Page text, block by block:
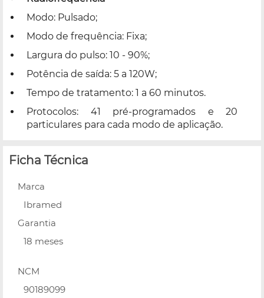
Modo: Pulsado;
Modo de frequência: Fixa;
Largura do pulso: 10 - 90%;
Potência de saída: 5 a 120W;
Tempo de tratamento: 1 a 60 minutos.
Protocolos: 41 pré-programados e 20
particulares para cada modo de aplicação.
Ficha Técnica
Marca
Ibramed
Garantia
18 meses
NCM
90189099